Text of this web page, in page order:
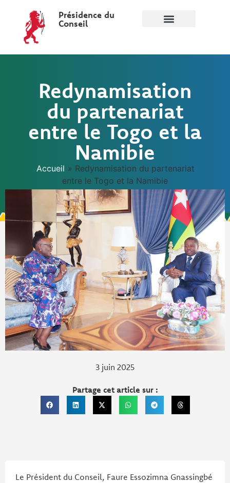
Présidence du
Conseil
Redynamisation
du partenariat
entre le Togo et la
Namibie
Accueil » Redynamisation du partenariat
entre le Togo et la Namibie
3 juin 2025
Partage cet article sur :
Le Président du Conseil, Faure Essozimna Gnassingbé